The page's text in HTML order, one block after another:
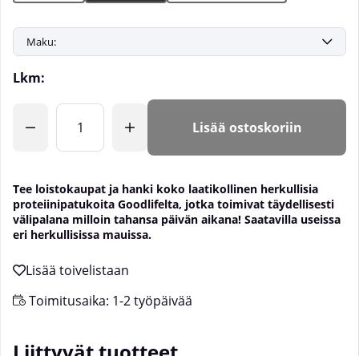
Lkm:
Lisää ostoskoriin
Tee loistokaupat ja hanki koko laatikollinen herkullisia
proteiinipatukoita Goodlifelta, jotka toimivat täydellisesti
välipalana milloin tahansa päivän aikana! Saatavilla useissa
eri herkullisissa mauissa.
Toimitusaika: 1-2 työpäivää